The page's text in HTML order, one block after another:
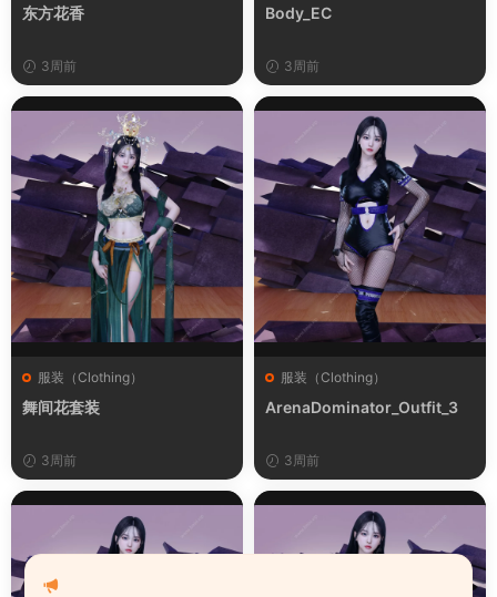
东方花香
3周前
Body_EC
3周前
服装（Clothing）
舞间花套装
3周前
服装（Clothing）
ArenaDominator_Outfit_3
3周前